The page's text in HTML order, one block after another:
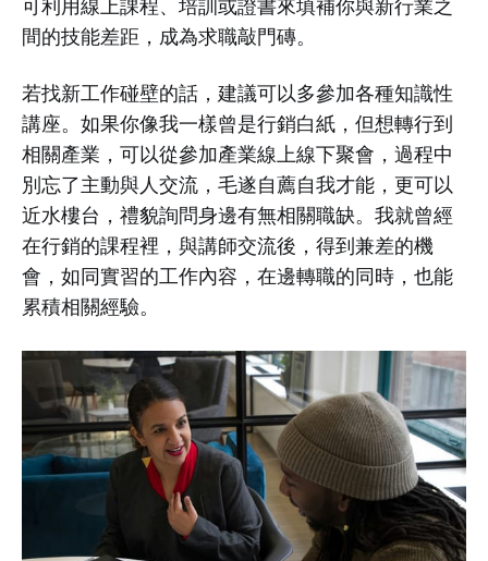
可利用線上課程、培訓或證書來填補你與新行業之
間的技能差距，成為求職敲門磚。
若找新工作碰壁的話，建議可以多參加各種知識性
講座。如果你像我一樣曾是行銷白紙，但想轉行到
相關產業，可以從參加產業線上線下聚會，過程中
別忘了主動與人交流，毛遂自薦自我才能，更可以
近水樓台，禮貌詢問身邊有無相關職缺。我就曾經
在行銷的課程裡，與講師交流後，得到兼差的機
會，如同實習的工作內容，在邊轉職的同時，也能
累積相關經驗。